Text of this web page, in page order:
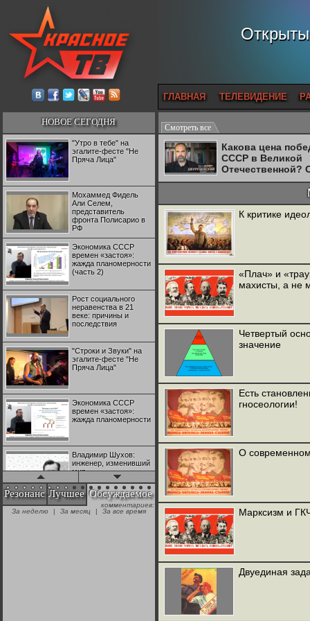
ГЛАВНАЯ ТЕЛЕВИДЕНИЕ
НОВОЕ СЕГОДНЯ
"Утро в тебе" на
эгалите-фесте "Не
Пряча Лица"
Мохаммед Фидель
Али Селем,
представитель
фронта Полисарио в
РФ
Экономика СССР
времен «застоя»:
жажда планомерности
(часть 2)
Рост социального
неравенства в 21
веке: причины и
последствия
"Строки и Звуки" на
эгалите-фесте "Не
Пряча Лица"
Экономика СССР
времен «застоя»:
жажда планомерности
Владимир Шухов:
инженер, изменивший
мир
"Аркадий Коц" на
эгалите-фесте "Не
Резонанс Лучшее Обсуждаемое
комментариев:
За неделю
| За месяц | За все время
Смотреть все
Какова цена
СССР в Великой
Отечественной?
Двуреченский о
К критике
«Плач» и
махисты, а не
Четвертый
значение
Есть
гносеологии!
О
Марксизм и
Двуединая